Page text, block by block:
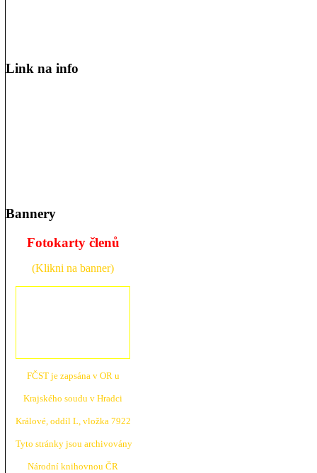
Link na info
Bannery
Fotokarty členů
(Klikni na banner)
FČST je zapsána v OR u
Krajského soudu v Hradci
Králové, oddíl L, vložka 7922
Tyto stránky jsou archivovány
Národní knihovnou ČR